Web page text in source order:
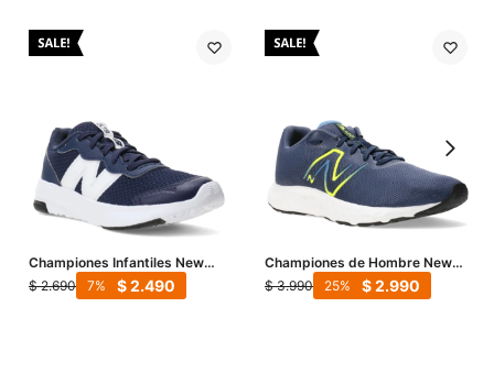
Championes Infantiles New
Balance 578 JRS - Azul Marino
- Blanco
$ 2.690 $2.490
7
Championes de Hombre New
Balance 420 V2 - Azul Marino -
Amarillo
$ 3.990 $2.990
25